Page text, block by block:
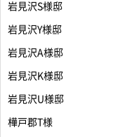
岩見沢S様邸
岩見沢Y様邸
岩見沢A様邸
岩見沢K様邸
岩見沢U様邸
樺戸郡T様